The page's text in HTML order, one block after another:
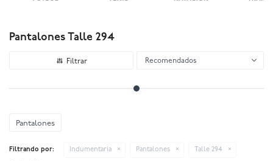
Pantalones Talle 294
Recomendados
Pantalones
Filtrando por: Indumentaria Pantalones Talle 294